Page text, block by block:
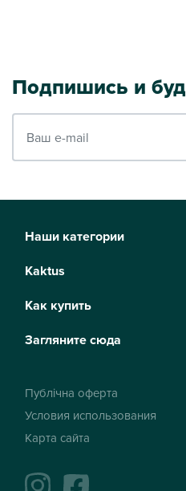
Подпишись и
Наши категории
Kaktus
Как купить
Загляните сюда
Публічна оферта
Условия использования
Карта сайта
instagramfacebook